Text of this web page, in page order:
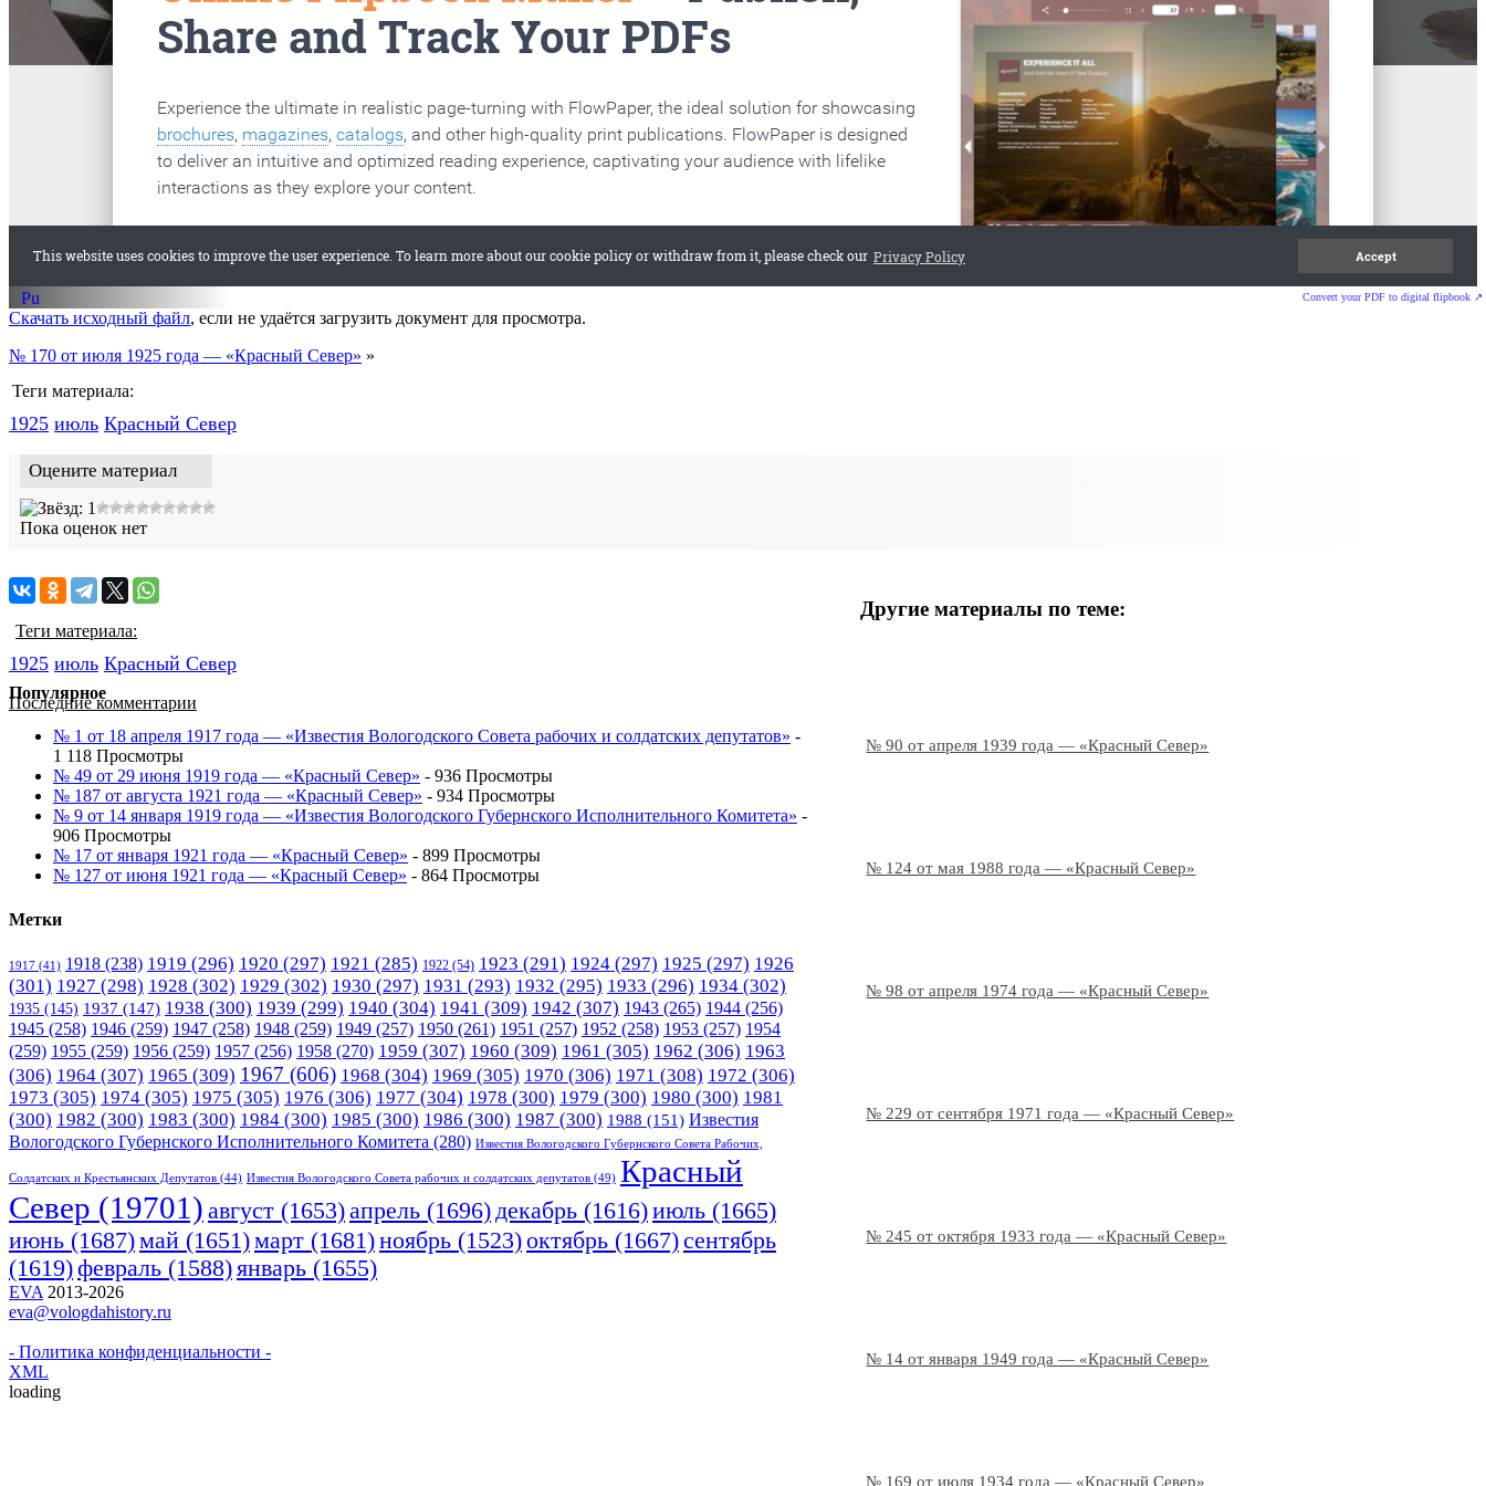
Вологда старые газеты
Convert your PDF to digital flipbook ↗
Скачать исходный файл, если не удаётся загрузить документ для просмотра.
№ 170 от июля 1925 года — «Красный Север» »
Теги материала:
1925 июль Красный Cевер
Оцените материал
Пока оценок нет
Другие материалы по теме:
№ 90 от апреля 1939 года — «Красный Север»
№ 124 от мая 1988 года — «Красный Север»
№ 98 от апреля 1974 года — «Красный Север»
№ 229 от сентября 1971 года — «Красный Север»
№ 245 от октября 1933 года — «Красный Север»
№ 14 от января 1949 года — «Красный Север»
№ 169 от июля 1934 года — «Красный Север»
Теги материала:
1925 июль Красный Cевер
Последние комментарии
Популярное
№ 1 от 18 апреля 1917 года — «Известия Вологодского Совета рабочих и солдатских депутатов» -
1 118 Просмотры
№ 49 от 29 июня 1919 года — «Красный Север» - 936 Просмотры
№ 187 от августа 1921 года — «Красный Север» - 934 Просмотры
№ 9 от 14 января 1919 года — «Известия Вологодского Губернского Исполнительного Комитета» -
906 Просмотры
№ 17 от января 1921 года — «Красный Север» - 899 Просмотры
№ 127 от июня 1921 года — «Красный Север» - 864 Просмотры
Метки
1917 (41) 1918 (238) 1919 (296) 1920 (297) 1921 (285) 1922 (54) 1923 (291) 1924 (297) 1925 (297) 1926
(301) 1927 (298) 1928 (302) 1929 (302) 1930 (297) 1931 (293) 1932 (295) 1933 (296) 1934 (302)
1935 (145) 1937 (147) 1938 (300) 1939 (299) 1940 (304) 1941 (309) 1942 (307) 1943 (265) 1944 (256)
1945 (258) 1946 (259) 1947 (258) 1948 (259) 1949 (257) 1950 (261) 1951 (257) 1952 (258) 1953 (257) 1954
(259) 1955 (259) 1956 (259) 1957 (256) 1958 (270) 1959 (307) 1960 (309) 1961 (305) 1962 (306) 1963
(306) 1964 (307) 1965 (309) 1967 (606) 1968 (304) 1969 (305) 1970 (306) 1971 (308) 1972 (306)
1973 (305) 1974 (305) 1975 (305) 1976 (306) 1977 (304) 1978 (300) 1979 (300) 1980 (300) 1981
(300) 1982 (300) 1983 (300) 1984 (300) 1985 (300) 1986 (300) 1987 (300) 1988 (151) Известия
Вологодского Губернского Исполнительного Комитета (280) Известия Вологодского Губернского Совета Рабочих,
Солдатских и Крестьянских Депутатов (44) Известия Вологодского Совета рабочих и солдатских депутатов (49) Красный
Cевер (19701) август (1653)апрель (1696)декабрь (1616)июль (1665)
июнь (1687)май (1651)март (1681)ноябрь (1523)октябрь (1667)сентябрь
(1619)февраль (1588)январь (1655)
EVA 2013-2026
eva@vologdahistory.ru
- Политика конфиденциальности -
XML
loading